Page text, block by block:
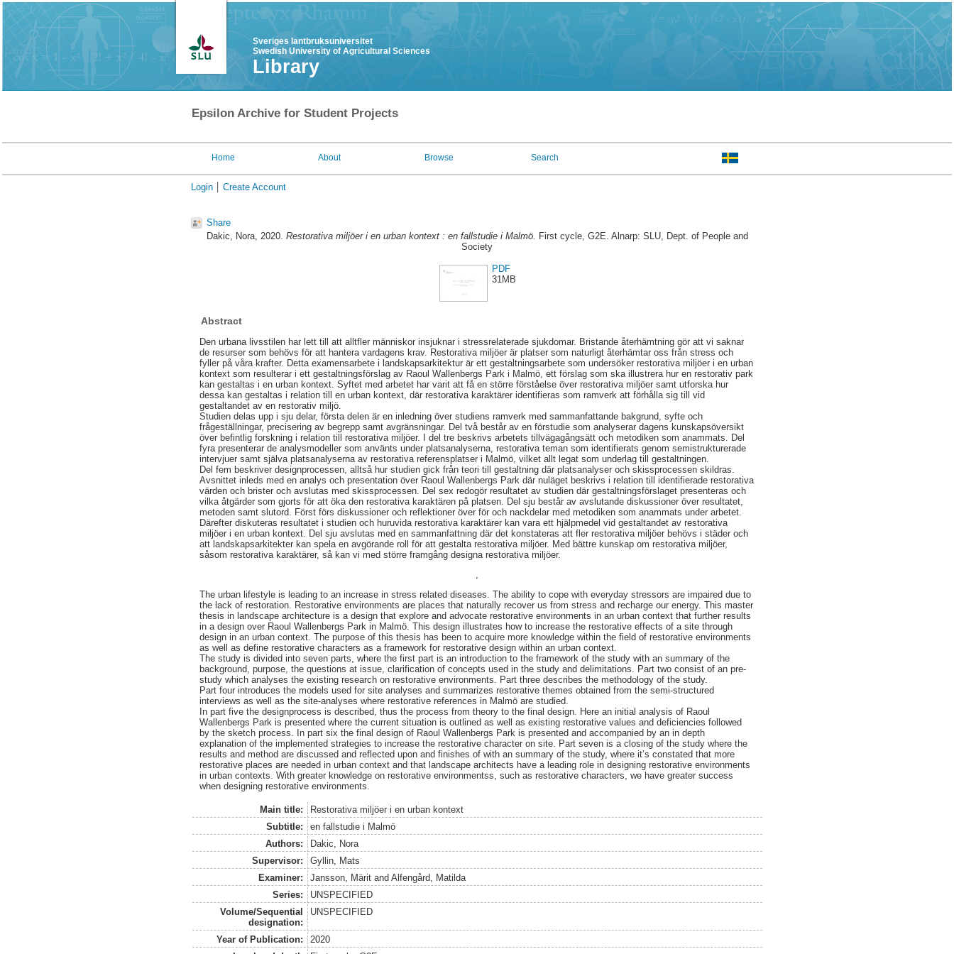
Sveriges lantbruksuniversitet
Swedish University of Agricultural Sciences
Library
Epsilon Archive for Student Projects
Home About Browse Search
Login Create Account
Share
Dakic, Nora, 2020. Restorativa miljöer i en urban kontext : en fallstudie i Malmö. First cycle, G2E. Alnarp: SLU, Dept. of People and
Society
PDF
31MB
Abstract
Den urbana livsstilen har lett till att alltfler människor insjuknar i stressrelaterade sjukdomar. Bristande återhämtning gör att vi saknar
de resurser som behövs för att hantera vardagens krav. Restorativa miljöer är platser som naturligt återhämtar oss från stress och
fyller på våra krafter. Detta examensarbete i landskapsarkitektur är ett gestaltningsarbete som undersöker restorativa miljöer i en urban
kontext som resulterar i ett gestaltningsförslag av Raoul Wallenbergs Park i Malmö, ett förslag som ska illustrera hur en restorativ park
kan gestaltas i en urban kontext. Syftet med arbetet har varit att få en större förståelse över restorativa miljöer samt utforska hur
dessa kan gestaltas i relation till en urban kontext, där restorativa karaktärer identifieras som ramverk att förhålla sig till vid
gestaltandet av en restorativ miljö.
Studien delas upp i sju delar, första delen är en inledning över studiens ramverk med sammanfattande bakgrund, syfte och
frågeställningar, precisering av begrepp samt avgränsningar. Del två består av en förstudie som analyserar dagens kunskapsöversikt
över befintlig forskning i relation till restorativa miljöer. I del tre beskrivs arbetets tillvägagångsätt och metodiken som anammats. Del
fyra presenterar de analysmodeller som använts under platsanalyserna, restorativa teman som identifierats genom semistrukturerade
intervjuer samt själva platsanalyserna av restorativa referensplatser i Malmö, vilket allt legat som underlag till gestaltningen.
Del fem beskriver designprocessen, alltså hur studien gick från teori till gestaltning där platsanalyser och skissprocessen skildras.
Avsnittet inleds med en analys och presentation över Raoul Wallenbergs Park där nuläget beskrivs i relation till identifierade restorativa
värden och brister och avslutas med skissprocessen. Del sex redogör resultatet av studien där gestaltningsförslaget presenteras och
vilka åtgärder som gjorts för att öka den restorativa karaktären på platsen. Del sju består av avslutande diskussioner över resultatet,
metoden samt slutord. Först förs diskussioner och reflektioner över för och nackdelar med metodiken som anammats under arbetet.
Därefter diskuteras resultatet i studien och huruvida restorativa karaktärer kan vara ett hjälpmedel vid gestaltandet av restorativa
miljöer i en urban kontext. Del sju avslutas med en sammanfattning där det konstateras att fler restorativa miljöer behövs i städer och
att landskapsarkitekter kan spela en avgörande roll för att gestalta restorativa miljöer. Med bättre kunskap om restorativa miljöer,
såsom restorativa karaktärer, så kan vi med större framgång designa restorativa miljöer.
The urban lifestyle is leading to an increase in stress related diseases. The ability to cope with everyday stressors are impaired due to
the lack of restoration. Restorative environments are places that naturally recover us from stress and recharge our energy. This master
thesis in landscape architecture is a design that explore and advocate restorative environments in an urban context that further results
in a design over Raoul Wallenbergs Park in Malmö. This design illustrates how to increase the restorative effects of a site through
design in an urban context. The purpose of this thesis has been to acquire more knowledge within the field of restorative environments
as well as define restorative characters as a framework for restorative design within an urban context.
The study is divided into seven parts, where the first part is an introduction to the framework of the study with an summary of the
background, purpose, the questions at issue, clarification of concepts used in the study and delimitations. Part two consist of an pre-
study which analyses the existing research on restorative environments. Part three describes the methodology of the study.
Part four introduces the models used for site analyses and summarizes restorative themes obtained from the semi-structured
interviews as well as the site-analyses where restorative references in Malmö are studied.
In part five the designprocess is described, thus the process from theory to the final design. Here an initial analysis of Raoul
Wallenbergs Park is presented where the current situation is outlined as well as existing restorative values and deficiencies followed
by the sketch process. In part six the final design of Raoul Wallenbergs Park is presented and accompanied by an in depth
explanation of the implemented strategies to increase the restorative character on site. Part seven is a closing of the study where the
results and method are discussed and reflected upon and finishes of with an summary of the study, where it’s constated that more
restorative places are needed in urban context and that landscape architects have a leading role in designing restorative environments
in urban contexts. With greater knowledge on restorative environmentss, such as restorative characters, we have greater success
when designing restorative environments.
Main title:
Restorativa miljöer i en urban kontext
Subtitle:
en fallstudie i Malmö
Authors:
Dakic, Nora
Supervisor:
Gyllin, Mats
Examiner:
Jansson, Märitand Alfengård, Matilda
Series:
UNSPECIFIED
Volume/Sequential
designation:
UNSPECIFIED
Year of Publication:
2020